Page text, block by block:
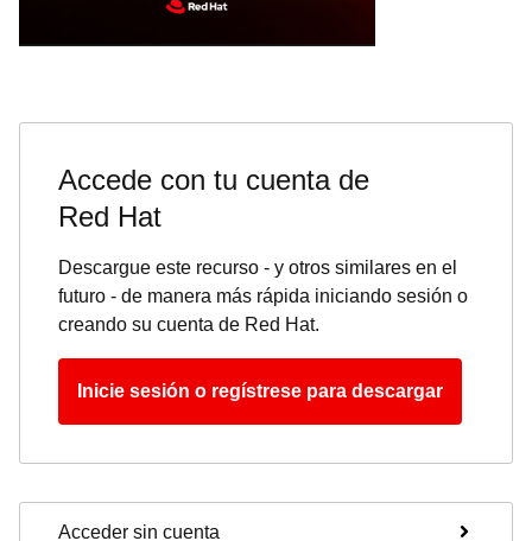
Accede con tu cuenta de
Red Hat
Descargue este recurso - y otros similares en el
futuro - de manera más rápida iniciando sesión o
creando su cuenta de Red Hat.
Inicie sesión o regístrese para descargar
Acceder sin cuenta